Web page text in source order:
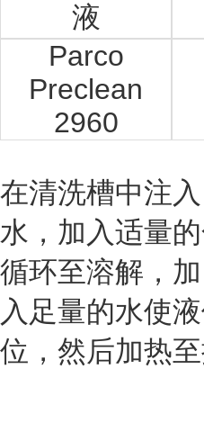
液
Parco
Preclean
2960
在清洗槽中注
水，加入适量
循环至溶解，加
入足量的水使
位，然后加热至